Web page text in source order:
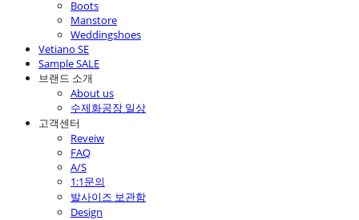
Boots
Manstore
Weddingshoes
Vetiano SE
Sample SALE
브랜드 소개
About us
수제화공장 일상
고객센터
Reveiw
FAQ
A/S
1:1문의
발사이즈 보관함
Design